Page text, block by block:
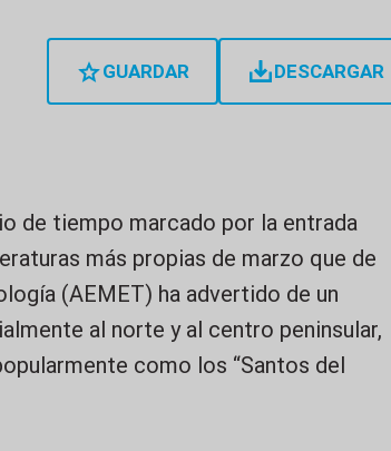
GUARDAR DESCARGAR
de tiempo marcado por la entrada
más propias de marzo que de
(AEMET) ha advertido de un
al norte y al centro peninsular,
como los “Santos del